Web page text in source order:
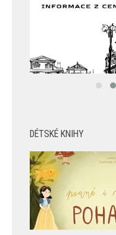
DÉTSKÉ KNIHY